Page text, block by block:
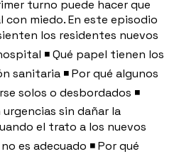
turno puede hacer que
miedo. En este episodio
los residentes nuevos
◾ Qué papel tienen los
sanitaria ◾ Por qué algunos
solos o desbordados ◾
sin dañar la
el trato a los nuevos
es adecuado ◾ Por qué